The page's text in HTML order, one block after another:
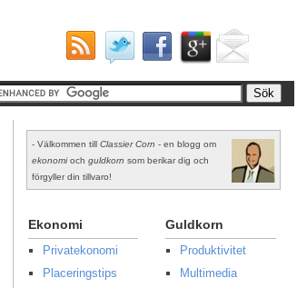
- Välkommen till Classier Corn - en blogg om
ekonomioch guldkorn som berikar dig och
förgyller din tillvaro!
Ekonomi
Privatekonomi
Placeringstips
Guldkorn
Produktivitet
Multimedia